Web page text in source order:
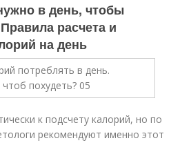
в день, чтобы
расчета и
на день
к подсчету калорий, но по
рекомендуют именно этот